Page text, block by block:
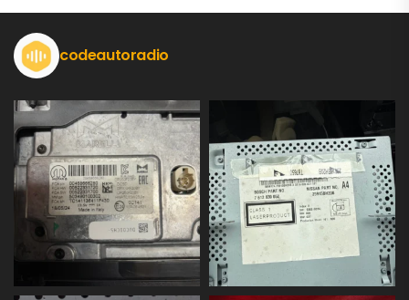
codeautoradio